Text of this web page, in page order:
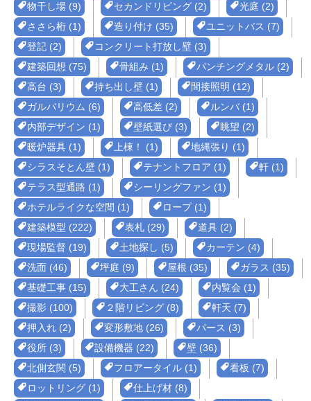
物干し場 (9)
セカンドリビング (2)
光庭 (2)
ささら桁 (1)
造り付け (35)
ユニットバス (7)
登記 (2)
コンクリート打放し壁 (3)
建築回想 (75)
骨組み (1)
パンチングメタル (2)
高台 (3)
持ち出し壁 (1)
間接照明 (12)
ガルバリウム (6)
高低差 (2)
ルンバ (1)
内部デザイン (1)
壁紙選び (3)
眺望 (2)
暖炉器具 (1)
上棟！ (1)
地縄張り (1)
シラスそとん壁 (1)
テナントフロア (1)
軒 (1)
テラス型通路 (1)
シーリングファン (1)
ホテルライクな空間 (1)
ロープ (1)
建築模型 (222)
表札 (29)
道具 (2)
現場監督 (19)
土地探し (5)
カーテン (4)
洗面 (46)
坪庭 (9) 屋根 (35)
ガラス (35)
基礎工事 (15)
大工さん (24)
内覧会 (1)
撮影 (100)
２階リビング (8)
軒天 (7)
押入れ (2)
変形敷地 (26)
パース (3)
役所 (3)
設備機器 (22)
壁 (36)
北側玄関 (5)
フロアータイル (1)
看板 (7)
ロットリング (1)
仕上げ材 (8)